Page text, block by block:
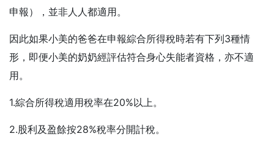
申報），並非人人都適用。
因此如果小美的爸爸在申報綜合所得稅時若有下列3種情
形，即便小美的奶奶經評估符合身心失能者資格，亦不適
用。
1.綜合所得稅適用稅率在20%以上。
2.股利及盈餘按28%稅率分開計稅。